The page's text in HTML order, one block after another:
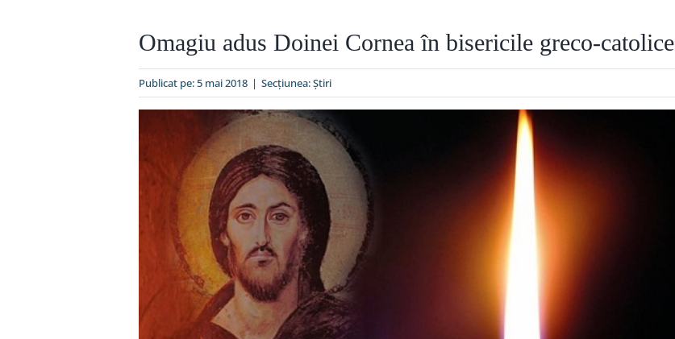
Omagiu adus Doinei Cornea în bisericile greco-catolice
Publicat pe: 5 mai 2018 | Secțiunea:Ştiri